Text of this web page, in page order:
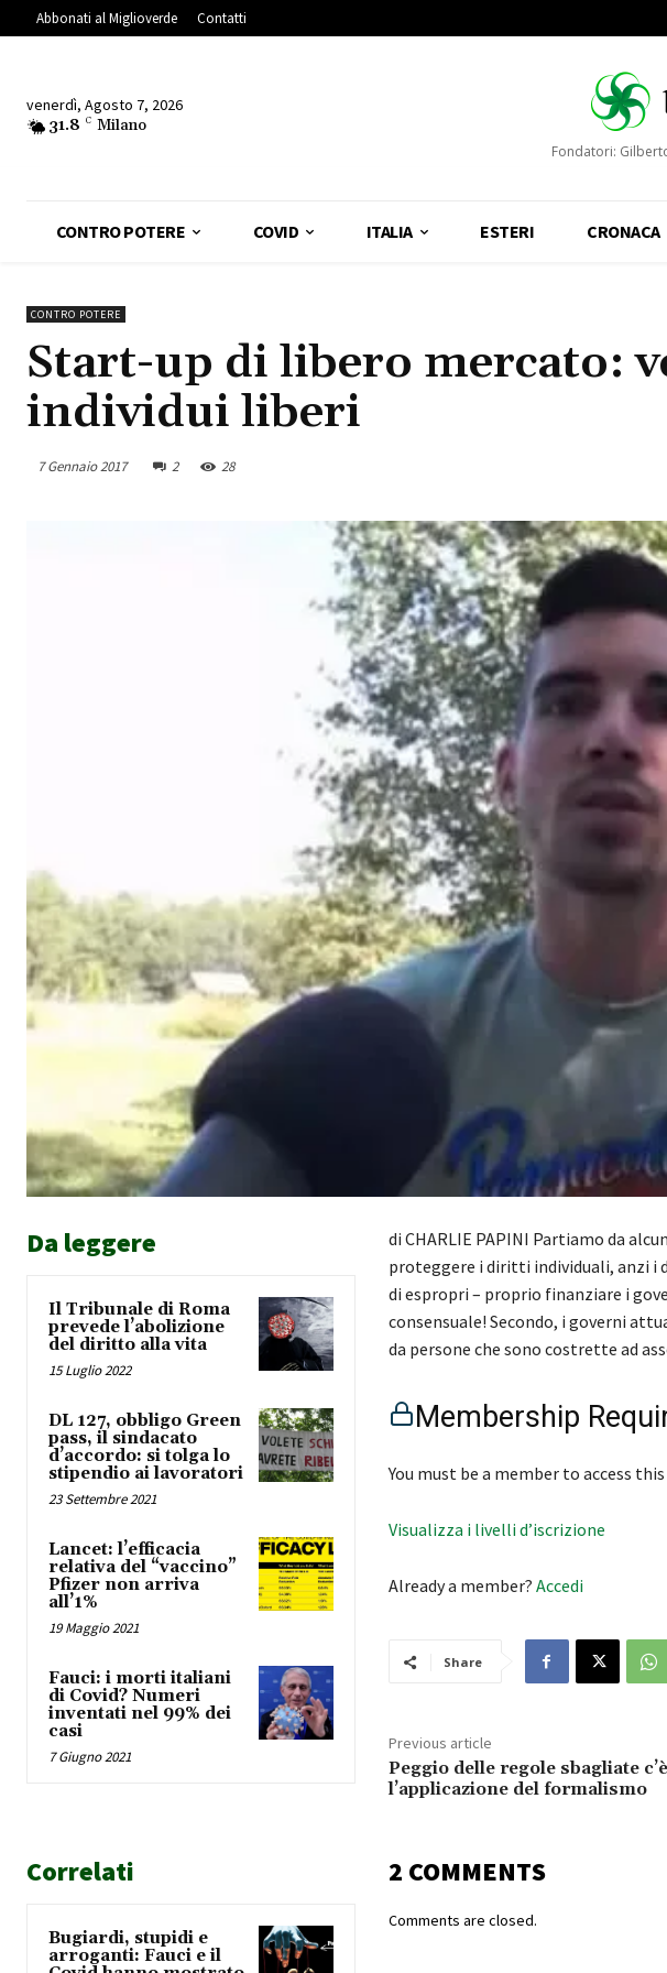
Abbonati al Miglioverde Contatti
venerdì, Agosto 7, 2026
31.8 C Milano
Fondatori:
CONTRO POTERE COVID ITALIA ESTERI CRONACA
CONTRO POTERE
Start-up di libero mercato:
individui liberi
7 Gennaio 2017 2 28
Da leggere
Il Tribunale di Roma
prevede l’abolizione
del diritto alla vita
15 Luglio 2022
DL 127, obbligo Green
pass, il sindacato
d’accordo: si tolga lo
stipendio ai lavoratori
23 Settembre 2021
Lancet: l’efficacia
relativa del “vaccino”
Pfizer non arriva
all’1%
19 Maggio 2021
Fauci: i morti italiani
di Covid? Numeri
inventati nel 99% dei
casi
7 Giugno 2021
di CHARLIE PAPINI Partiamo da
proteggere i diritti individuali, anzi
di espropri – proprio finanziare i
consensuale! Secondo, i governi
da persone che sono costrette ad
Membership
You must be a member to access
Visualizza i livelli d’iscrizione
Already a member? Accedi
Share
Previous article
Peggio delle regole sbagliate c’è
l’applicazione del formalismo
Correlati
Bugiardi, stupidi e
arroganti: Fauci e il
2 COMMENTS
Comments are closed.